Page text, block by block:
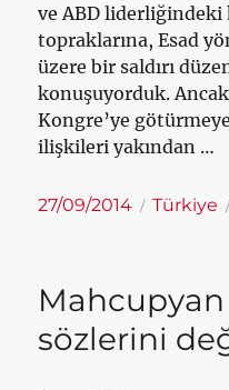
ve ABD
topraklarına, Esad
üzere bir saldırı
konuşuyorduk.
Kongre’ye
ilişkileri yakından …
Yayın
27/09/2014 Türkiye
Mahcupyan
sözlerini